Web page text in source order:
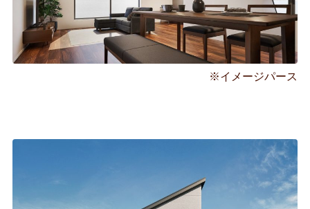
※イメージパース